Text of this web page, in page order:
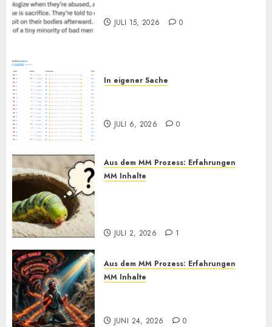
JULI 15, 2026 0
In eigener Sache
JULI 6, 2026 0
Aus dem MM Prozess: Erfahrungen
MM Inhalte
JULI 2, 2026 1
Aus dem MM Prozess: Erfahrungen
MM Inhalte
JUNI 24, 2026 0